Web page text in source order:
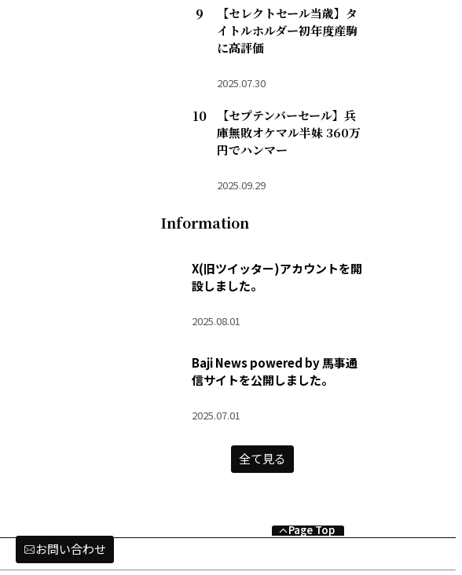
【セレクトセール当歳】タ
イトルホルダー初年度産駒
に高評価
2025.07.30
【セプテンバーセール】兵
庫無敗オケマル半妹 360万
円でハンマー
2025.09.29
Information
X(旧ツイッター)アカウントを開
設しました。
2025.08.01
Baji News powered by 馬事通
信サイトを公開しました。
2025.07.01
全て見る
Page Top
お問い合わせ